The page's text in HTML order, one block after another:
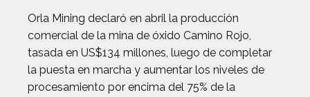
Orla Mining declaró en abril la producción
comercial de la mina de óxido Camino Rojo,
tasada en US$134 millones, luego de completar
la puesta en marcha y aumentar los niveles de
procesamiento por encima del 75% de la